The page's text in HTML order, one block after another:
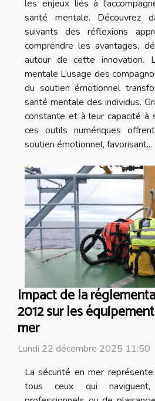
les enjeux liés à
santé mentale. Découvrez
suivants des réflexions
comprendre les avantages,
autour de cette innovation.
mentale L’usage des
du soutien émotionnel
santé mentale des individus.
constante et à leur capacité à
ces outils numériques
soutien émotionnel, favorisant...
Impact de la
2012 sur les
mer
Lundi 22 décembre 2025 11:50
La sécurité en mer
tous ceux qui